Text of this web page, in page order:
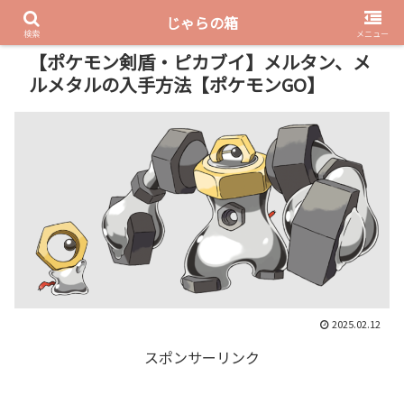
PR
【ポケモン剣盾・ピカブイ】メルタン、メ
ルメタルの入手方法【ポケモンGO】
2025.02.12
スポンサーリンク
検索
じゃらの箱
メニュー